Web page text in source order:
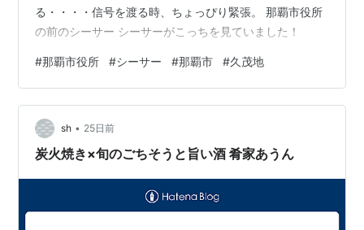
る・・・・信号を渡る時、ちょっぴり緊張。 那覇市役所
の前のシーサー シーサーがこっちを見ていました！
#那覇市役所 #シーサー #那覇市 #久茂地
sh • 25日前
炭火焼き×旬のごちそうと旨い酒 肴家あうん